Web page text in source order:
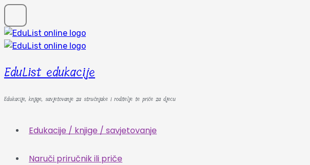
EduList edukacije
Edukacije, knjige, savjetovanje za stručnjake i roditelje te priče za djecu
Edukacije / knjige / savjetovanje
Naruči priručnik ili priče